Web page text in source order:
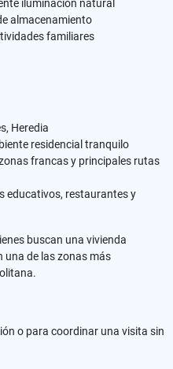
iluminación natural
almacenamiento
familiares
Heredia
residencial tranquilo
francas y principales rutas
educativos, restaurantes y
buscan una vivienda
una de las zonas más
o para coordinar una visita sin